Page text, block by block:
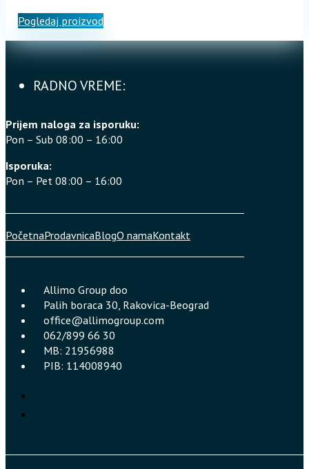
Pogledaj proizvod
RADNO VREME:
Prijem naloga za isporuku:
Pon – Sub 08:00 – 16:00
Isporuka:
Pon – Pet 08:00 – 16:00
PočetnaProdavnicaBlogO namaKontakt
Allimo Group doo
Palih boraca 30, Rakovica-Beograd
office@allimogroup.com
062/899 66 30
MB: 21956988
PIB: 114008940